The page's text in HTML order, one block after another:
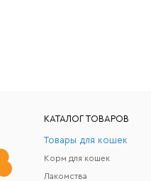
КАТАЛОГ ТОВАРОВ
Товары для кошек
Корм для кошек
Лакомства